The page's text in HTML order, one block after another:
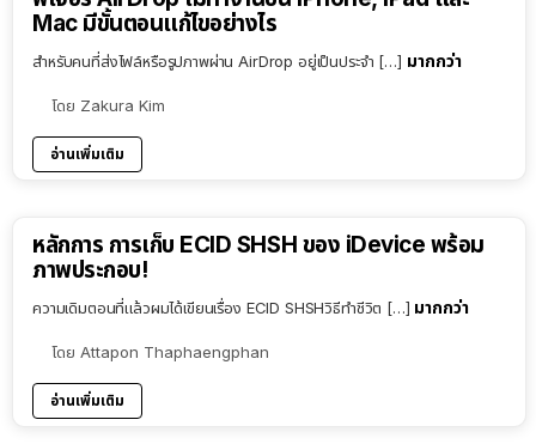
Mac มีขั้นตอนแก้ไขอย่างไร
สำหรับคนที่ส่งไฟล์หรือรูปภาพผ่าน AirDrop อยู่เป็นประจำ […] มากกว่า
โดย Zakura Kim
อ่านเพิ่มเติม
หลักการ การเก็บ ECID SHSH ของ iDevice พร้อม
ภาพประกอบ!
ความเดิมตอนที่แล้วผมได้เขียนเรื่อง ECID SHSHวิธีทำชีวิต […] มากกว่า
โดย Attapon Thaphaengphan
อ่านเพิ่มเติม